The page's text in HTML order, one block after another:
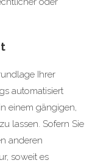
Ihrer
automatisiert
einem gängigen,
lassen. Sofern Sie
anderen
soweit es